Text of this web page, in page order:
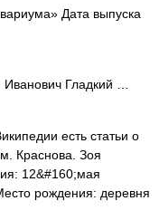
Дата выпуска
Гладкий …
есть статьи о
Краснова. Зоя
12&#160;мая
рождения: деревня